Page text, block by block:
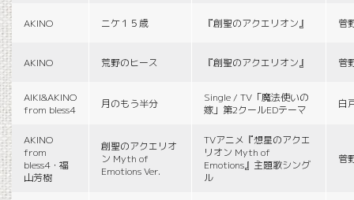
AKINO ニケ１５歳 『創聖のアクエリオン』 菅
AKINO 荒野のヒース 『創聖のアクエリオン』 菅
AIKI&AKINO
from bless4
月のもう半分
Single / TV「魔法使いの
嫁」第2クールEDテーマ
白
AKINO
from
bless4・福
山芳樹
創聖のアクエリオ
ン Myth of
Emotions Ver.
TVアニメ『想星のアクエ
リオン Myth of
Emotions』主題歌シング
ル
菅